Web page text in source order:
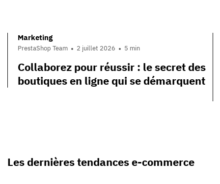
Marketing
PrestaShop Team 2 juillet 2026 5 min
Collaborez pour réussir : le secret des
boutiques en ligne qui se démarquent
Les dernières tendances e-commerce